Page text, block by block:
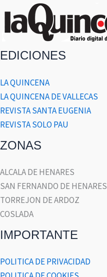
EDICIONES
LA QUINCENA
LA QUINCENA DE VALLECAS
REVISTA SANTA EUGENIA
REVISTA SOLO PAU
ZONAS
ALCALA DE HENARES
SAN FERNANDO DE HENARES
TORREJON DE ARDOZ
COSLADA
IMPORTANTE
POLITICA DE PRIVACIDAD